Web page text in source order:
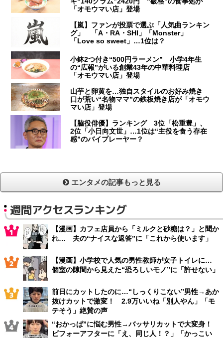
「オモウマい店」登場
【嵐】ファンが投票で選ぶ「人気曲ランキン
グ」 「A・RA・SHI」「Monster」
「Love so sweet」…1位は？
小鉢2つ付き“500円ラーメン” 小学4年生
の“広報”がいる創業43年の中華料理店
「オモウマい店」登場
山芋と卵黄を…独自スタイルのお好み焼き
口が荒い“名物ママ”の鉄板焼き店が「オモウ
マい店」登場
【脇役俳優】ランキング 3位「松重豊」、
2位「小日向文世」…1位は“主役を食う存在
感”のバイプレーヤー？
エンタメの記事もっと見る
週間アクセスランキング
【漫画】カフェ店員から「ミルクと砂糖は？」と聞か
れ… 夫の“ナイスな返答”に「これから使います」
【漫画】小学校で人気の男性教師が女子トイレに…
個室の隙間から見えた“恐ろしいモノ”に「許せない」
前日にカットしたのに…“しっくりこない”男性→あか
抜けカットで激変！ 2.9万いいね「別人やん」「モ
テそう」絶賛の声
“おかっぱ”に悩む男性→バッサリカットで大変身！
ビフォーアフターに「え、同じ人！？」「かっこい